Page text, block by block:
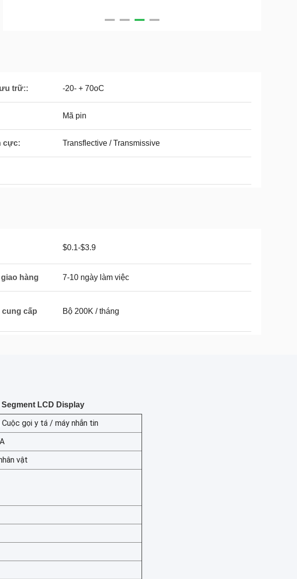
trữ:: -20- + 70oC
Mã pin
cực: Transflective / Transmissive
$0.1-$3.9
hàng 7-10 ngày làm việc
cung cấp Bộ 200K / tháng
LCD Display
gọi y tá / máy nhắn tin
vật